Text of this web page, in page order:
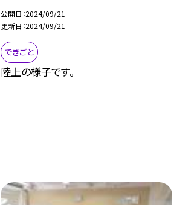
公開日 2024/09/21
更新日 2024/09/21
できごと
陸上の様子です。